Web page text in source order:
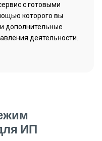
с готовыми
которого вы
дополнительные
деятельности.
ИП